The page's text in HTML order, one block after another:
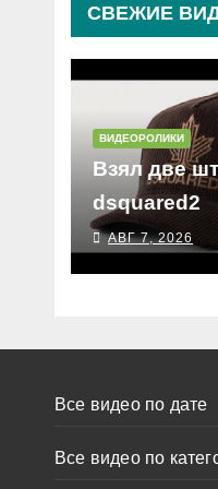
СВЕЖИЕ
ВИДЕОРОЛИКИ
Взял две
dsquared2
АВГ 7, 2026
Все видео по дате
Все видео по